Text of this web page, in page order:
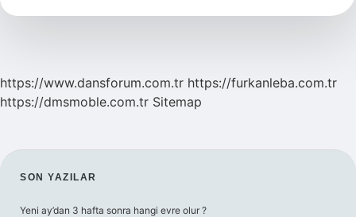
Mi
https://www.dansforum.com.tr https://furkanleba.com.tr
https://dmsmoble.com.tr Sitemap
SIDEBAR
SON YAZILAR
Yeni ay’dan 3 hafta sonra hangi evre olur ?